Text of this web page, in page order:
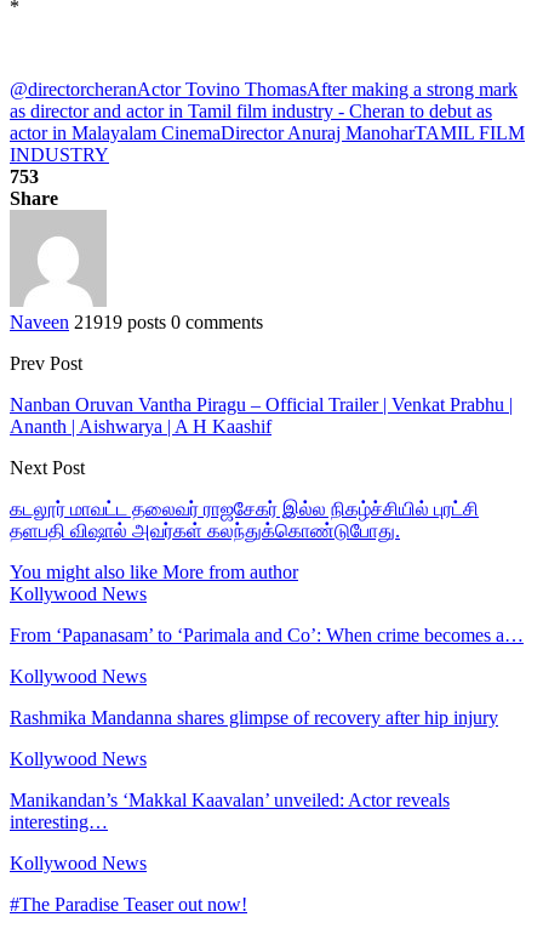
*
@directorcheranActor Tovino ThomasAfter making a strong mark
as director and actor in Tamil film industry - Cheran to debut as
actor in Malayalam CinemaDirector Anuraj ManoharTAMIL FILM
INDUSTRY
753
Share
Naveen 21919 posts 0 comments
Prev Post
Nanban Oruvan Vantha Piragu – Official Trailer | Venkat Prabhu |
Ananth | Aishwarya | A H Kaashif
Next Post
கடலூர் மாவட்ட தலைவர் ராஜசேகர் இல்ல நிகழ்ச்சியில் புரட்சி
தளபதி விஷால் அவர்கள் கலந்துக்கொண்டுபோது.
You might also like More from author
Kollywood News
From ‘Papanasam’ to ‘Parimala and Co’: When crime becomes a…
Kollywood News
Rashmika Mandanna shares glimpse of recovery after hip injury
Kollywood News
Manikandan’s ‘Makkal Kaavalan’ unveiled: Actor reveals
interesting…
Kollywood News
#The Paradise Teaser out now!